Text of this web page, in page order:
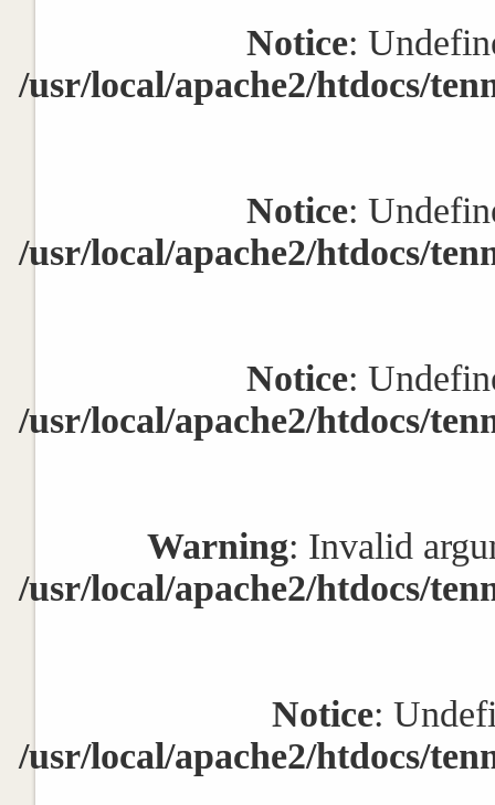
Notice:
/usr/local/apache2/htdocs/
Notice:
/usr/local/apache2/htdocs/
Notice:
/usr/local/apache2/htdocs/
Warning: Invalid
/usr/local/apache2/htdocs/
Notice:
/usr/local/apache2/htdocs/